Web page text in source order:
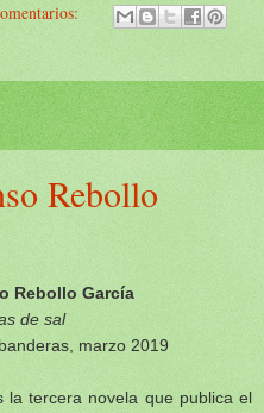
Rebollo
Rebollo García
de sal
marzo 2019
la tercera novela que publica el